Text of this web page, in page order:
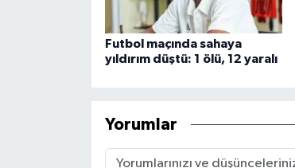
Futbol maçında sahaya
yıldırım düştü: 1 ölü, 12 yaralı
Yorumlar